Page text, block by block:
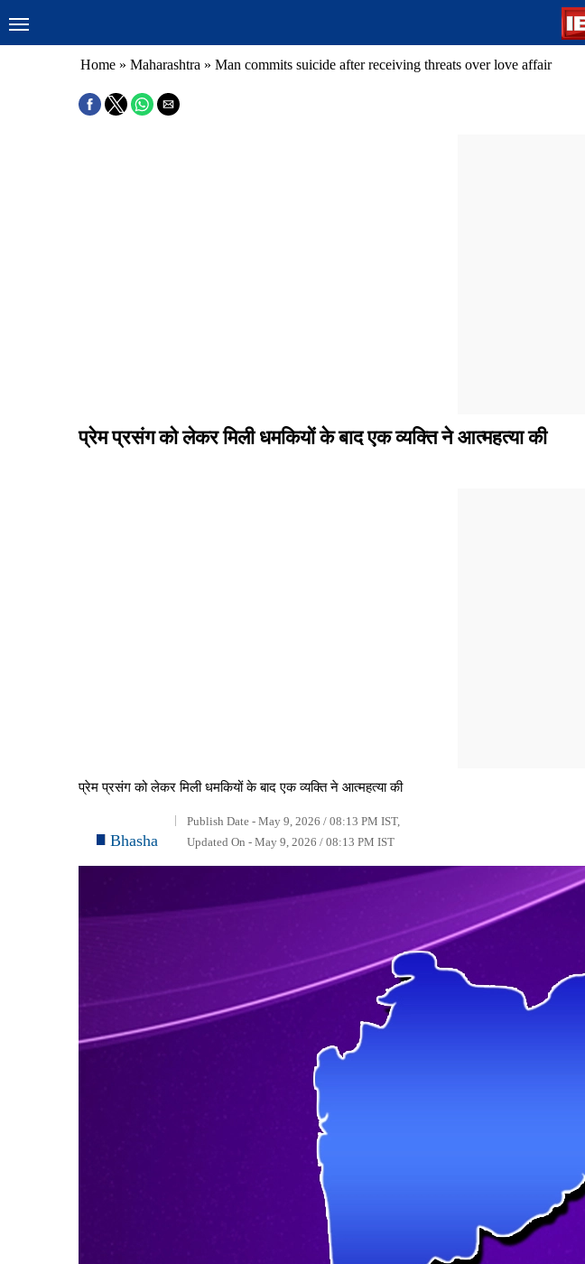
Home » Maharashtra » Man commits suicide after receiving threats over love affair
प्रेम प्रसंग को लेकर मिली धमकियों के बाद एक व्यक्ति ने आत्महत्या की
प्रेम प्रसंग को लेकर मिली धमकियों के बाद एक व्यक्ति ने आत्महत्या की
Bhasha
Publish Date - May 9, 2026 / 08:13 PM IST,
Updated On - May 9, 2026 / 08:13 PM IST